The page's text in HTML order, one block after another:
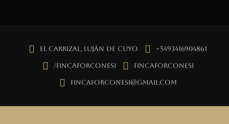
El Carrizal, Luján de Cuyo +5493416904861
/fincaforconesi fincaforconesi
fincaforconesi@gmail.com